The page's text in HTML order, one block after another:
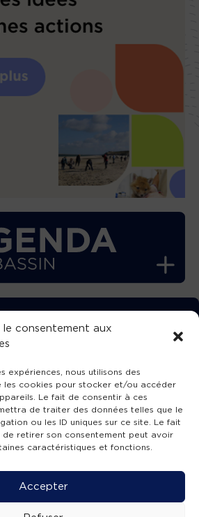
le consentement aux
expériences, nous utilisons des
les cookies pour stocker et/ou accéder
Le fait de consentir à ces
de traiter des données telles que le
ou les ID uniques sur ce site. Le fait
de retirer son consentement peut avoir
caractéristiques et fonctions.
Accepter
GRATUITEMENT
TVBA !
NOUS !
légales-Accessibilité